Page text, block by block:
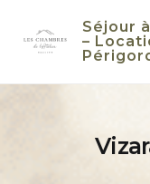
Séjour
–